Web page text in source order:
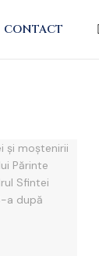
CONTACT